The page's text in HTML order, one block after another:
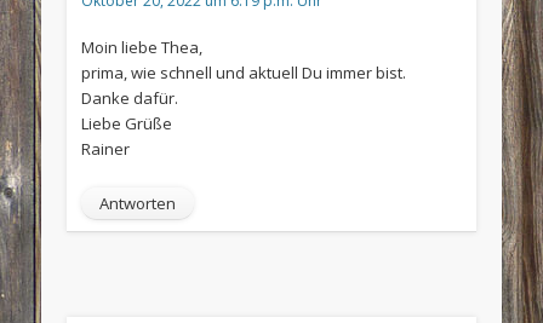
Moin liebe Thea,
prima, wie schnell und aktuell Du immer bist.
Danke dafür.
Liebe Grüße
Rainer
Antworten